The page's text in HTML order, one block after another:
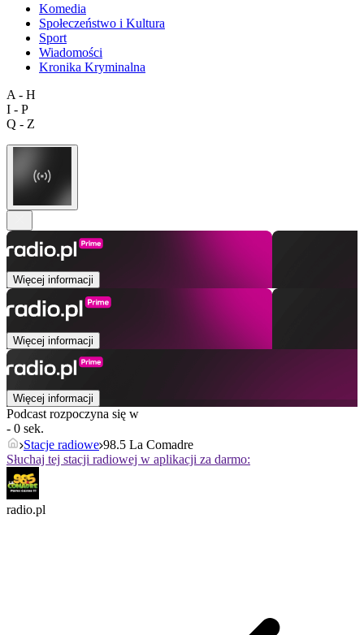
Komedia
Społeczeństwo i Kultura
Sport
Wiadomości
Kronika Kryminalna
A - H
I - P
Q - Z
Więcej informacji
Więcej informacji
Więcej informacji
Podcast rozpoczyna się w
- 0 sek.
Stacje radiowe 98.5 La Comadre
Słuchaj tej stacji radiowej w aplikacji za darmo:
radio.pl